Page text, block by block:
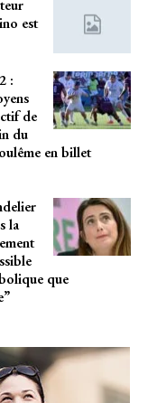
est
:
de
du
en billet
la
que